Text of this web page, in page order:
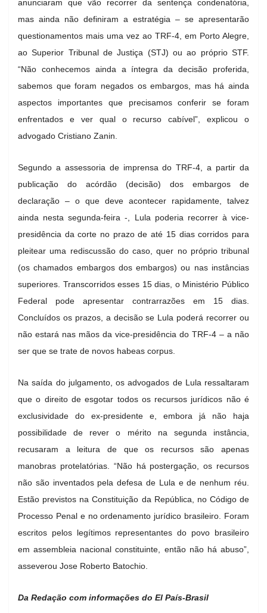
anunciaram que vão recorrer da sentença condenatória,
mas ainda não definiram a estratégia – se apresentarão
questionamentos mais uma vez ao TRF-4, em Porto Alegre,
ao Superior Tribunal de Justiça (STJ) ou ao próprio STF.
“Não conhecemos ainda a íntegra da decisão proferida,
sabemos que foram negados os embargos, mas há ainda
aspectos importantes que precisamos conferir se foram
enfrentados e ver qual o recurso cabível”, explicou o
advogado Cristiano Zanin.
Segundo a assessoria de imprensa do TRF-4, a partir da
publicação do acórdão (decisão) dos embargos de
declaração – o que deve acontecer rapidamente, talvez
ainda nesta segunda-feira -, Lula poderia recorrer à vice-
presidência da corte no prazo de até 15 dias corridos para
pleitear uma rediscussão do caso, quer no próprio tribunal
(os chamados embargos dos embargos) ou nas instâncias
superiores. Transcorridos esses 15 dias, o Ministério Público
Federal pode apresentar contrarrazões em 15 dias.
Concluídos os prazos, a decisão se Lula poderá recorrer ou
não estará nas mãos da vice-presidência do TRF-4 – a não
ser que se trate de novos habeas corpus.
Na saída do julgamento, os advogados de Lula ressaltaram
que o direito de esgotar todos os recursos jurídicos não é
exclusividade do ex-presidente e, embora já não haja
possibilidade de rever o mérito na segunda instância,
recusaram a leitura de que os recursos são apenas
manobras protelatórias. “Não há postergação, os recursos
não são inventados pela defesa de Lula e de nenhum réu.
Estão previstos na Constituição da República, no Código de
Processo Penal e no ordenamento jurídico brasileiro. Foram
escritos pelos legítimos representantes do povo brasileiro
em assembleia nacional constituinte, então não há abuso”,
asseverou Jose Roberto Batochio.
Da Redação com informações do El País-Brasil